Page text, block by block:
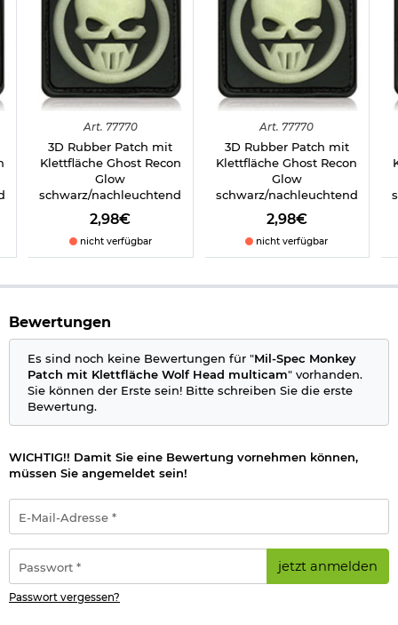
Art. 77770
3D Rubber Patch mit
Klettfläche Ghost Recon
Glow
schwarz/nachleuchtend
2,98€
nicht verfügbar
Art. 77770
3D Rubber Patch mit
Klettfläche Ghost Recon
Glow
schwarz/nachleuchtend
2,98€
nicht verfügbar
Bewertungen
Es sind noch keine Bewertungen für "Mil-Spec Monkey
Patch mit Klettfläche Wolf Head multicam" vorhanden.
Sie können der Erste sein! Bitte schreiben Sie die erste
Bewertung.
WICHTIG!! Damit Sie eine Bewertung vornehmen können,
müssen Sie angemeldet sein!
Mail-
Adresse
*
jetzt anmelden
Passwort vergessen?